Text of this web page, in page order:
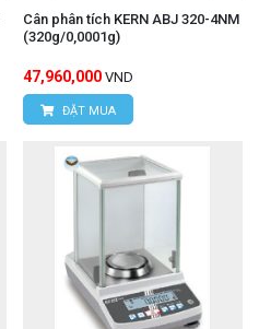
Cân phân tích KERN ABJ 320-4NM
(320g/0,0001g)
47,960,000 VND
ĐẶT MUA